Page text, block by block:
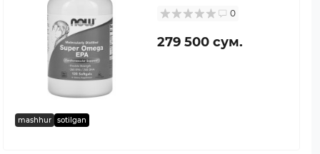
mashhur sotilgan
0
279 500 сум.